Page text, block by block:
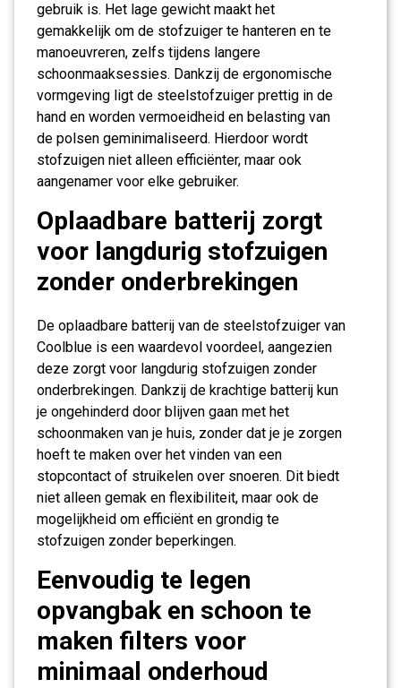
gebruik is. Het lage gewicht maakt het
gemakkelijk om de stofzuiger te hanteren en te
manoeuvreren, zelfs tijdens langere
schoonmaaksessies. Dankzij de ergonomische
vormgeving ligt de steelstofzuiger prettig in de
hand en worden vermoeidheid en belasting van
de polsen geminimaliseerd. Hierdoor wordt
stofzuigen niet alleen efficiënter, maar ook
aangenamer voor elke gebruiker.
Oplaadbare batterij zorgt
voor langdurig stofzuigen
zonder onderbrekingen
De oplaadbare batterij van de steelstofzuiger van
Coolblue is een waardevol voordeel, aangezien
deze zorgt voor langdurig stofzuigen zonder
onderbrekingen. Dankzij de krachtige batterij kun
je ongehinderd door blijven gaan met het
schoonmaken van je huis, zonder dat je je zorgen
hoeft te maken over het vinden van een
stopcontact of struikelen over snoeren. Dit biedt
niet alleen gemak en flexibiliteit, maar ook de
mogelijkheid om efficiënt en grondig te
stofzuigen zonder beperkingen.
Eenvoudig te legen
opvangbak en schoon te
maken filters voor
minimaal onderhoud